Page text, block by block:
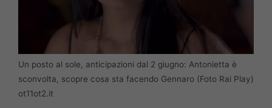
Un posto al sole, anticipazioni dal 2 giugno: Antonietta è
sconvolta, scopre cosa sta facendo Gennaro (Foto Rai Play)
ot11ot2.it